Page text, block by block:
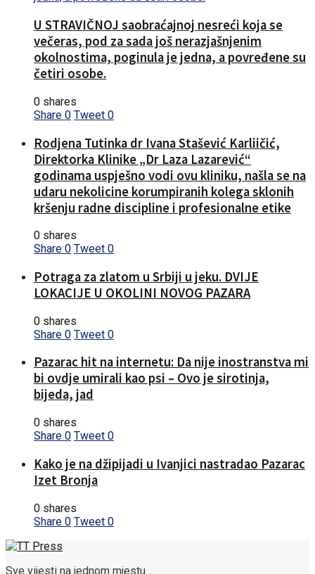
U STRAVIČNOJ saobraćajnoj nesreći koja se
večeras, pod za sada još nerazjašnjenim
okolnostima, poginula je jedna, a povređene su
četiri osobe.
0 shares
Share 0 Tweet 0
Rodjena Tutinka dr Ivana Stašević Karliičić,
Direktorka Klinike „Dr Laza Lazarević“
godinama uspješno vodi ovu kliniku, našla se na
udaru nekolicine korumpiranih kolega sklonih
kršenju radne discipline i profesionalne etike
0 shares
Share 0 Tweet 0
Potraga za zlatom u Srbiji u jeku. DVIJE
LOKACIJE U OKOLINI NOVOG PAZARA
0 shares
Share 0 Tweet 0
Pazarac hit na internetu: Da nije inostranstva mi
bi ovdje umirali kao psi – Ovo je sirotinja,
bijeda, jad
0 shares
Share 0 Tweet 0
Kako je na džipijadi u Ivanjici nastradao Pazarac
Izet Bronja
0 shares
Share 0 Tweet 0
Sve vijesti na jednom mjestu...